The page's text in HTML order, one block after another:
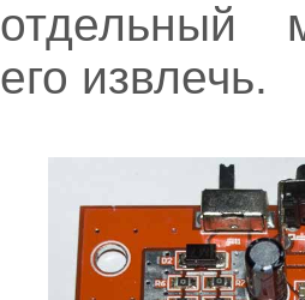
отдельный
его извлечь.